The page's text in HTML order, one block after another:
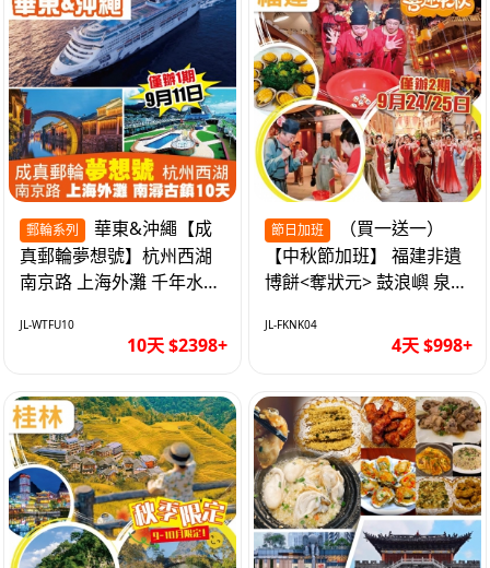
郵輪系列
真郵輪夢想號】杭州西湖
南京路 上海外灘 千年水鄉
自費10天
JL-WTFU10
10天 $2398+
節日加班
【中秋節加班】 福建非遺
博餅<奪狀元> 鼓浪嶼 泉州
車超值4天
JL-FKNK04
4天 $998+